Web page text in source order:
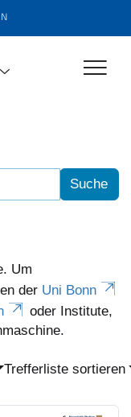
Um
der Uni Bonn
oder Institute,
Trefferliste sortieren